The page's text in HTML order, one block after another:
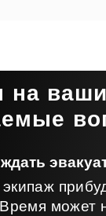
на
ждать
может